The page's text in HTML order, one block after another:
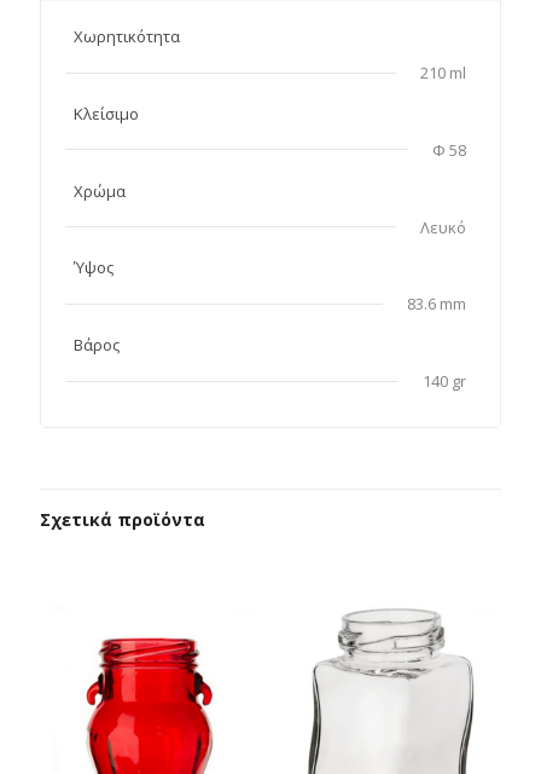
Χωρητικότητα
210 ml
Κλείσιμο
Φ 58
Χρώμα
Λευκό
Ύψος
83.6 mm
Βάρος
140 gr
Σχετικά προϊόντα